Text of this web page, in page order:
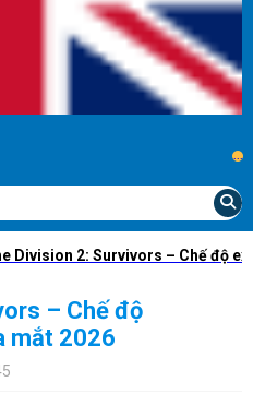
...
Division 2: Survivors – Chế độ
– Chế độ
mắt 2026